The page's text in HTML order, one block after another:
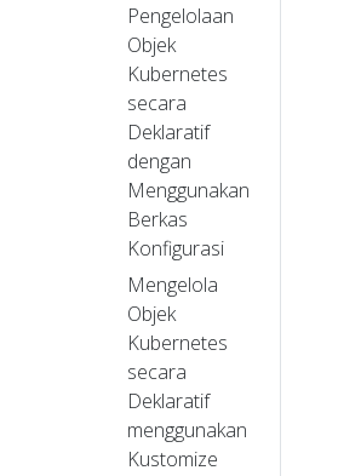
Pengelolaan
Objek
Kubernetes
secara
Deklaratif
dengan
Menggunakan
Berkas
Konfigurasi
Mengelola
Objek
Kubernetes
secara
Deklaratif
menggunakan
Kustomize